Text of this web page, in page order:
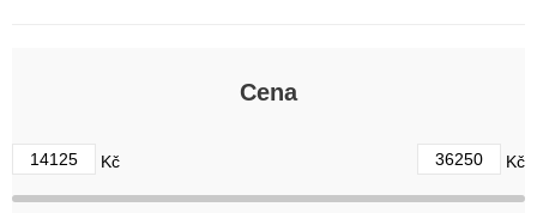
d
u
k
Cena
14125 Kč 36250 Kč